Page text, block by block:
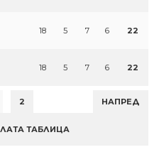
18 5 7 6 22
18 5 7 6 22
2 НАПРЕД
ТАБЛИЦА